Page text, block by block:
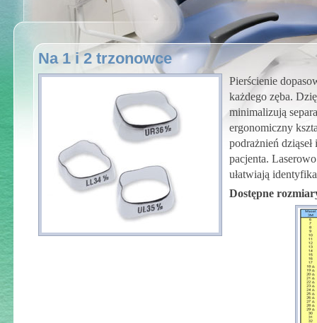
Na 1 i 2 trzonowce
Pierścienie
każdego zęba.
minimalizują
ergonomiczny
podrażnień
pacjenta.
ułatwiają
Dostępne